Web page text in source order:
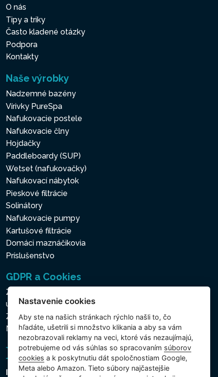
O nás
Tipy a triky
Často kladené otázky
Podpora
Kontakty
Naše výrobky
Nadzemné bazény
Vírivky PureSpa
Nafukovacie postele
Nafukovacie člny
Hojdačky
Paddleboardy (SUP)
Wetset (nafukovačky)
Nafukovací nábytok
Pieskové filtrácie
Solinátory
Nafukovacie pumpy
Kartušové filtrácie
Domáci maznáčikovia
Príslušenstvo
GDPR a Cookies
Zásady ochrany osobných a ďalších spracovávaných
údajov
Zásady používania súborov cookies
Nastavenie cookies
Intex Trading, s.r.o.
Nastavenie cookies
Aby ste na našich stránkach rýchlo našli to, čo
hľadáte, ušetrili si množstvo klikania a aby sa vám
nezobrazovali reklamy na veci, ktoré vás nezaujímajú,
potrebujeme od vás súhlas so spracovaním súborov
cookies a k poskytnutiu dát spoločnostiam Google,
Meta alebo Amazon. Tieto súbory najčastejšie